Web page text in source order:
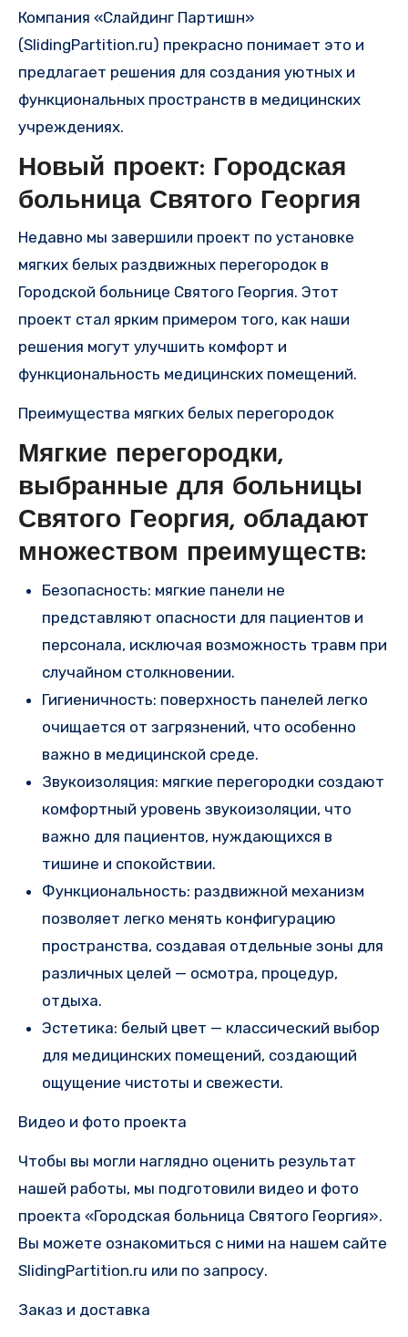
Компания «Слайдинг Партишн»
(SlidingPartition.ru) прекрасно понимает это и
предлагает решения для создания уютных и
функциональных пространств в медицинских
учреждениях.
Новый проект: Городская
больница Святого Георгия
Недавно мы завершили проект по установке
мягких белых раздвижных перегородок в
Городской больнице Святого Георгия. Этот
проект стал ярким примером того, как наши
решения могут улучшить комфорт и
функциональность медицинских помещений.
Преимущества мягких белых перегородок
Мягкие перегородки,
выбранные для больницы
Святого Георгия, обладают
множеством преимуществ:
Безопасность: мягкие панели не
представляют опасности для пациентов и
персонала, исключая возможность травм при
случайном столкновении.
Гигиеничность: поверхность панелей легко
очищается от загрязнений, что особенно
важно в медицинской среде.
Звукоизоляция: мягкие перегородки создают
комфортный уровень звукоизоляции, что
важно для пациентов, нуждающихся в
тишине и спокойствии.
Функциональность: раздвижной механизм
позволяет легко менять конфигурацию
пространства, создавая отдельные зоны для
различных целей — осмотра, процедур,
отдыха.
Эстетика: белый цвет — классический выбор
для медицинских помещений, создающий
ощущение чистоты и свежести.
Видео и фото проекта
Чтобы вы могли наглядно оценить результат
нашей работы, мы подготовили видео и фото
проекта «Городская больница Святого Георгия».
Вы можете ознакомиться с ними на нашем сайте
SlidingPartition.ru или по запросу.
Заказ и доставка